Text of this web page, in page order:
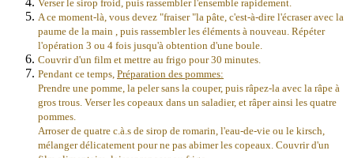
Verser le sirop froid, puis rassembler l'ensemble rapidement.
A ce moment-là, vous devez "fraiser "la pâte, c'est-à-dire l'écraser avec la
paume de la main , puis rassembler les éléments à nouveau. Répéter
l'opération 3 ou 4 fois jusqu'à obtention d'une boule.
Couvrir d'un film et mettre au frigo pour 30 minutes.
Pendant ce temps, Préparation des pommes:
Prendre une pomme, la peler sans la couper, puis râpez-la avec la râpe à
gros trous. Verser les copeaux dans un saladier, et râper ainsi les quatre
pommes.
Arroser de quatre c.à.s de sirop de romarin, l'eau-de-vie ou le kirsch,
mélanger délicatement pour ne pas abimer les copeaux. Couvrir d'un